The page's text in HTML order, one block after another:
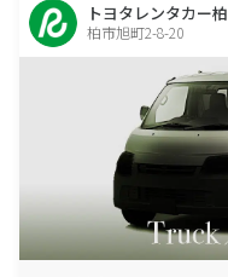
トヨタレンタカー柏
柏市旭町2-8-20